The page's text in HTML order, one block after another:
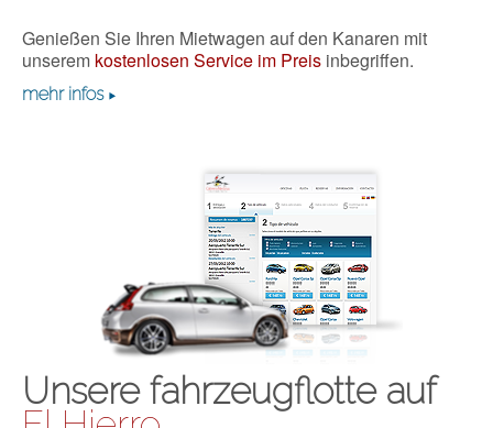
Genießen Sie Ihren Mietwagen auf den Kanaren mit
unserem kostenlosen Service im Preis inbegriffen.
mehr infos
Unsere fahrzeugflotte auf